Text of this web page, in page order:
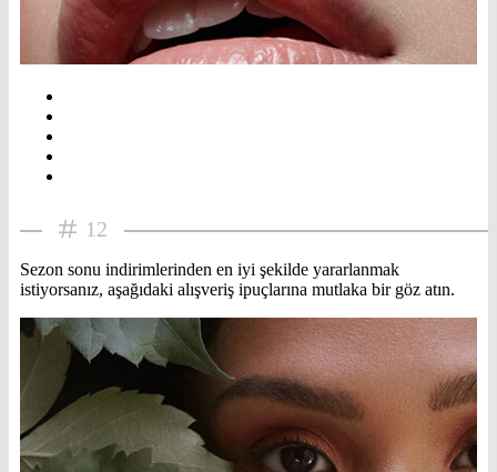
12
Sezon sonu indirimlerinden en iyi şekilde yararlanmak
istiyorsanız, aşağıdaki alışveriş ipuçlarına mutlaka bir göz atın.